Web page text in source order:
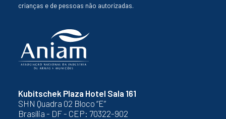
Kubitschek Plaza Hotel Sala 161
SHN Quadra 02 Bloco “E”
Brasília - DF - CEP: 70322-902
crianças e de pessoas não autorizadas.